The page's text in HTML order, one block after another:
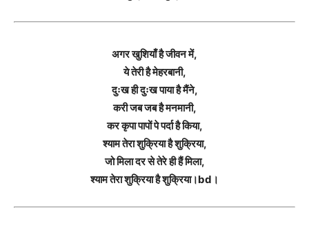
अगर खुशियाँ है जीवन में,
ये तेरी है मेहरबानी,
दुःख ही दुःख पाया है मैंने,
करी जब जब है मनमानी,
कर कृपा पापों पे पर्दा है किया,
श्याम तेरा शुक्रिया है शुक्रिया,
जो मिला दर से तेरे ही हैं मिला,
श्याम तेरा शुक्रिया है शुक्रिया।bd।